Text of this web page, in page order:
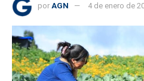
por AGN 4 de enero de